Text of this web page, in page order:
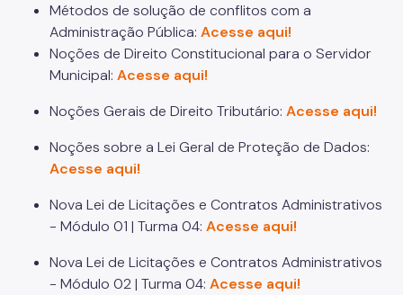
Métodos de solução de conflitos com a
Administração Pública: Acesse aqui!
Noções de Direito Constitucional para o Servidor
Municipal: Acesse aqui!
Noções Gerais de Direito Tributário: Acesse aqui!
Noções sobre a Lei Geral de Proteção de Dados:
Acesse aqui!
Nova Lei de Licitações e Contratos Administrativos
- Módulo 01 | Turma 04: Acesse aqui!
Nova Lei de Licitações e Contratos Administrativos
- Módulo 02 | Turma 04: Acesse aqui!